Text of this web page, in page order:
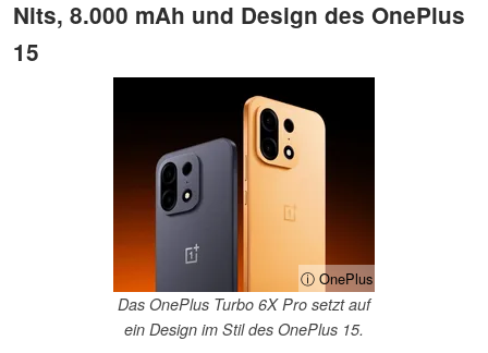
Nits, 8.000 mAh und Design des OnePlus
15
ⓘ OnePlus
Das OnePlus Turbo 6X Pro setzt auf
ein Design im Stil des OnePlus 15.